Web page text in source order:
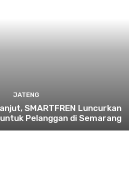
JATENG
SMARTFREN Luncurkan
Pelanggan di Semarang